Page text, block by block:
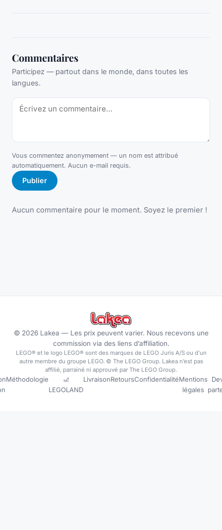
Commentaires
Participez — partout dans le monde, dans toutes les
langues.
Vous commentez anonymement — un nom est attribué
automatiquement. Aucun e-mail requis.
Publier
Aucun commentaire pour le moment. Soyez le premier !
© 2026Lakea — Les prix peuvent varier. Nous recevons une
commission via des liens d’affiliation.
LEGO® et le logo LEGO® sont des marques de LEGO Juris A/S ou d’un
autre membre du groupe LEGO. © The LEGO Group. Lakea n’est pas
affilié, parrainé ni approuvé par The LEGO Group.
Méthodologie
🎢
LEGOLAND
LivraisonRetoursConfidentialitéMentions
légales